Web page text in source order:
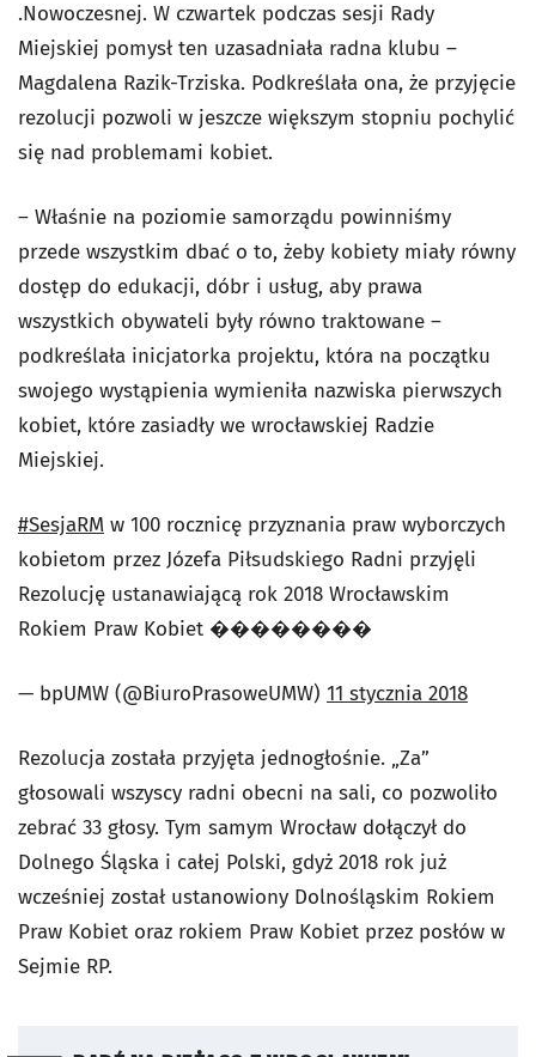
.Nowoczesnej. W czwartek podczas sesji Rady
Miejskiej pomysł ten uzasadniała radna klubu –
Magdalena Razik-Trziska. Podkreślała ona, że przyjęcie
rezolucji pozwoli w jeszcze większym stopniu pochylić
się nad problemami kobiet.
– Właśnie na poziomie samorządu powinniśmy
przede wszystkim dbać o to, żeby kobiety miały równy
dostęp do edukacji, dóbr i usług, aby prawa
wszystkich obywateli były równo traktowane –
podkreślała inicjatorka projektu, która na początku
swojego wystąpienia wymieniła nazwiska pierwszych
kobiet, które zasiadły we wrocławskiej Radzie
Miejskiej.
#SesjaRM w 100 rocznicę przyznania praw wyborczych
kobietom przez Józefa Piłsudskiego Radni przyjęli
Rezolucję ustanawiającą rok 2018 Wrocławskim
Rokiem Praw Kobiet ��������
— bpUMW (@BiuroPrasoweUMW) 11 stycznia 2018
Rezolucja została przyjęta jednogłośnie. „Za”
głosowali wszyscy radni obecni na sali, co pozwoliło
zebrać 33 głosy. Tym samym Wrocław dołączył do
Dolnego Śląska i całej Polski, gdyż 2018 rok już
wcześniej został ustanowiony Dolnośląskim Rokiem
Praw Kobiet oraz rokiem Praw Kobiet przez posłów w
Sejmie RP.